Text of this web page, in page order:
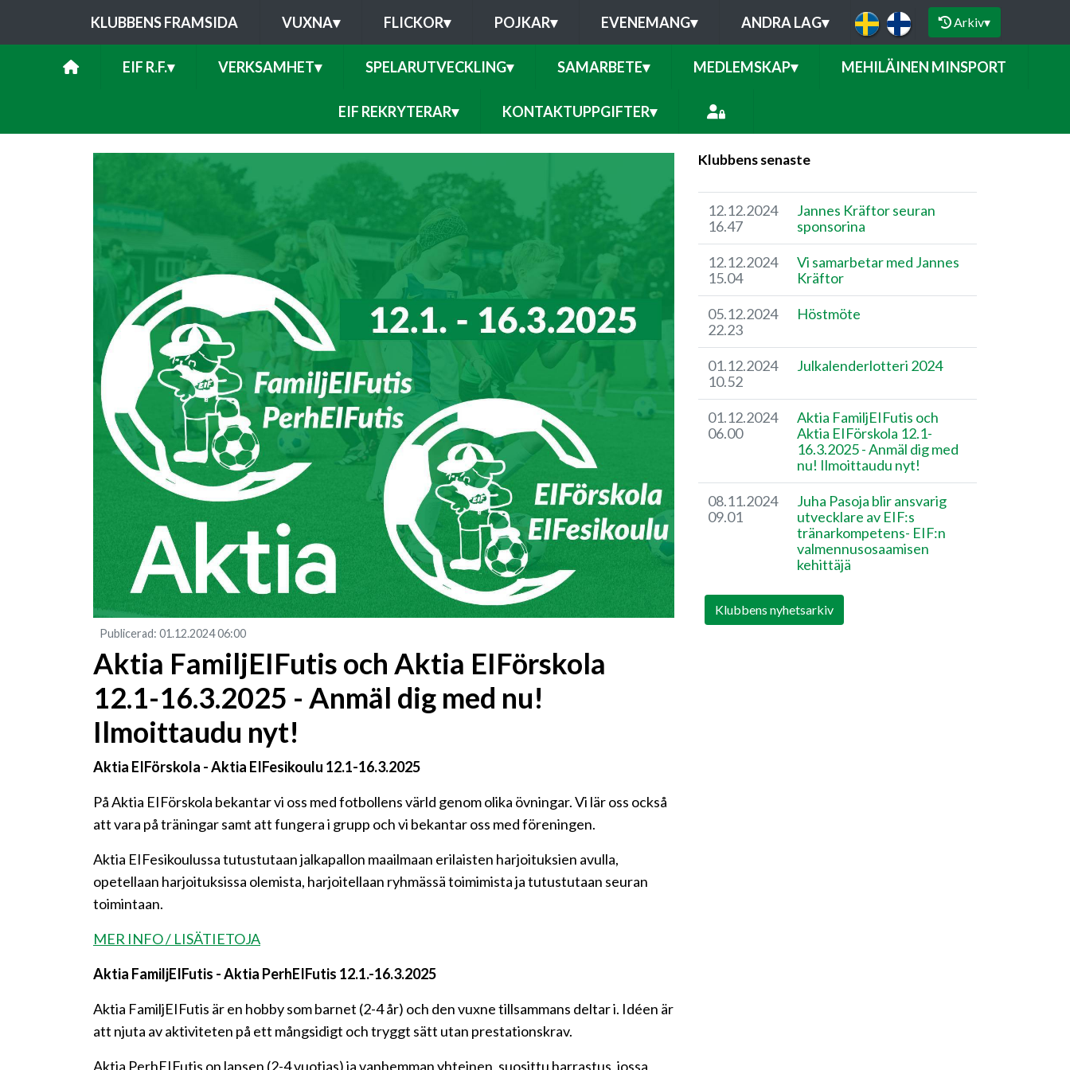
KLUBBENS FRAMSIDA VUXNA▾ FLICKOR▾ POJKAR▾ EVENEMANG▾ ANDRA LAG▾ Arkiv▾
EIF R.F.▾ VERKSAMHET▾ SPELARUTVECKLING▾ SAMARBETE▾ MEDLEMSKAP▾ MEHILÄINEN MINSPORT
EIF REKRYTERAR▾ KONTAKTUPPGIFTER▾
Publicerad: 01.12.202406:00
Aktia FamiljEIFutis och Aktia EIFörskola
12.1-16.3.2025 - Anmäl dig med nu!
Ilmoittaudu nyt!
Aktia EIFörskola - Aktia EIFesikoulu 12.1-16.3.2025
På Aktia EIFörskola bekantar vi oss med fotbollens värld genom olika övningar. Vi lär oss också
att vara på träningar samt att fungera i grupp och vi bekantar oss med föreningen.
Aktia EIFesikoulussa tutustutaan jalkapallon maailmaan erilaisten harjoituksien avulla,
opetellaan harjoituksissa olemista, harjoitellaan ryhmässä toimimista ja tutustutaan seuran
toimintaan.
MER INFO / LISÄTIETOJA
Aktia FamiljEIFutis - Aktia PerhEIFutis 12.1.-16.3.2025
Aktia FamiljEIFutis är en hobby som barnet (2-4 år) och den vuxne tillsammans deltar i. Idéen är
att njuta av aktiviteten på ett mångsidigt och tryggt sätt utan prestationskrav.
Aktia PerhEIFutis on lapsen (2-4 vuotias) ja vanhemman yhteinen, suosittu harrastus, jossa
Klubbens senaste
12.12.2024
16.47
Jannes Kräftor seuran
sponsorina
12.12.2024
15.04
Vi samarbetar med Jannes
Kräftor
05.12.2024
22.23
Höstmöte
01.12.2024
10.52
Julkalenderlotteri 2024
01.12.2024
06.00
Aktia FamiljEIFutis och
Aktia EIFörskola 12.1-
16.3.2025 - Anmäl dig med
nu! Ilmoittaudu nyt!
08.11.2024
09.01
​Juha Pasoja blir ansvarig
utvecklare av EIF:s
tränarkompetens- EIF:n
valmennusosaamisen
kehittäjä
Klubbens nyhetsarkiv